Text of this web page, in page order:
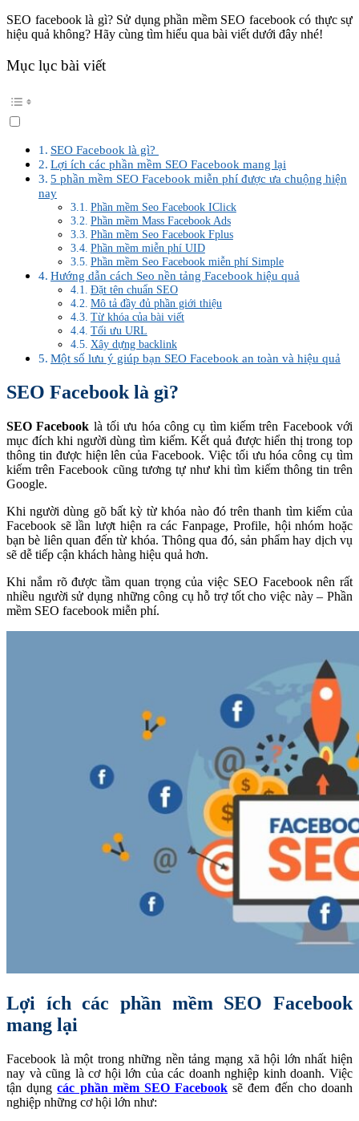
SEO facebook là gì? Sử dụng phần mềm SEO facebook có thực sự
hiệu quả không? Hãy cùng tìm hiểu qua bài viết dưới đây nhé!
Mục lục bài viết
SEO Facebook là gì?
Lợi ích các phần mềm SEO Facebook mang lại
5 phần mềm SEO Facebook miễn phí được ưa chuộng hiện
nay
Phần mềm Seo Facebook IClick
Phần mềm Mass Facebook Ads
Phần mềm Seo Facebook Fplus
Phần mềm miễn phí UID
Phần mềm Seo Facebook miễn phí Simple
Hướng dẫn cách Seo nền tảng Facebook hiệu quả
Đặt tên chuẩn SEO
Mô tả đầy đủ phần giới thiệu
Từ khóa của bài viết
Tối ưu URL
Xây dựng backlink
Một số lưu ý giúp bạn SEO Facebook an toàn và hiệu quả
SEO Facebook là gì?
SEO Facebook là tối ưu hóa công cụ tìm kiếm trên Facebook với
mục đích khi người dùng tìm kiếm. Kết quả được hiển thị trong top
thông tin được hiện lên của Facebook. Việc tối ưu hóa công cụ tìm
kiếm trên Facebook cũng tương tự như khi tìm kiếm thông tin trên
Google.
Khi người dùng gõ bất kỳ từ khóa nào đó trên thanh tìm kiếm của
Facebook sẽ lần lượt hiện ra các Fanpage, Profile, hội nhóm hoặc
bạn bè liên quan đến từ khóa. Thông qua đó, sản phẩm hay dịch vụ
sẽ dễ tiếp cận khách hàng hiệu quả hơn.
Khi nắm rõ được tầm quan trọng của việc SEO Facebook nên rất
nhiều người sử dụng những công cụ hỗ trợ tốt cho việc này – Phần
mềm SEO facebook miễn phí.
Lợi ích các phần mềm SEO Facebook
mang lại
Facebook là một trong những nền tảng mạng xã hội lớn nhất hiện
nay và cũng là cơ hội lớn của các doanh nghiệp kinh doanh. Việc
tận dụngcác phần mềm SEO Facebook sẽ đem đến cho doanh
nghiệp những cơ hội lớn như: